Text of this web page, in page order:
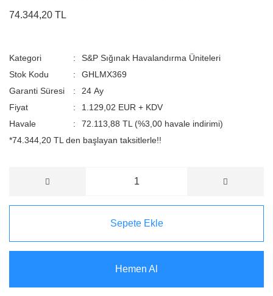
74.344,20 TL
Kategori
S&P Sığınak Havalandırma Üniteleri
Stok Kodu
GHLMX369
Garanti Süresi
24 Ay
Fiyat
1.129,02 EUR + KDV
Havale
72.113,88 TL (%3,00 havale indirimi)
*74.344,20 TL den başlayan taksitlerle!!
Sepete Ekle
Hemen Al